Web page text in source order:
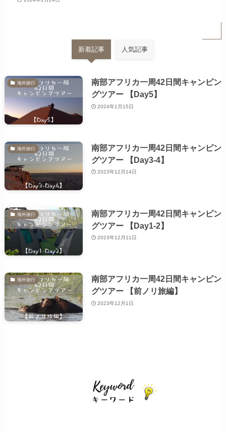
新着記事 人気記事
海外旅行
南部アフリカ一周42日間キャンピン
グツアー 【Day5】
2024年1月15日
海外旅行
南部アフリカ一周42日間キャンピン
グツアー 【Day3-4】
2023年12月14日
海外旅行
南部アフリカ一周42日間キャンピン
グツアー 【Day1-2】
2023年12月11日
海外旅行
南部アフリカ一周42日間キャンピン
グツアー 【前ノリ旅編】
2023年12月1日